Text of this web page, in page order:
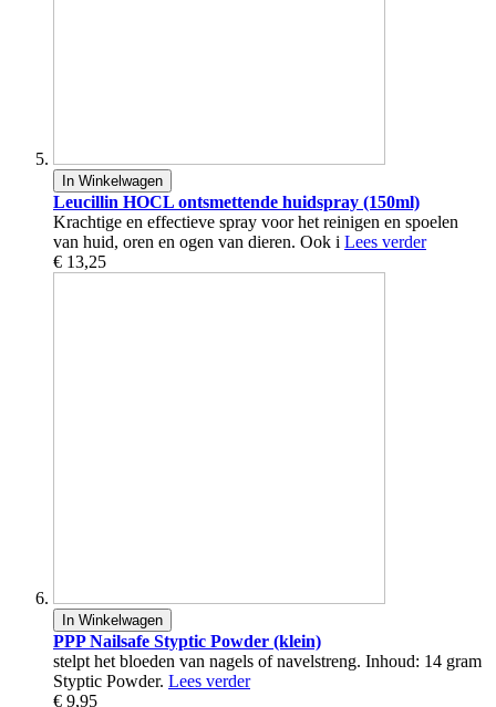
In Winkelwagen
Leucillin HOCL ontsmettende huidspray (150ml)
Krachtige en effectieve spray voor het reinigen en spoelen
van huid, oren en ogen van dieren. Ook i Lees verder
€ 13,25
In Winkelwagen
PPP Nailsafe Styptic Powder (klein)
stelpt het bloeden van nagels of navelstreng. Inhoud: 14 gram
Styptic Powder. Lees verder
€ 9,95